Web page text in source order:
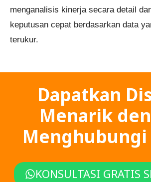
menganalisis kinerja secara detail
keputusan cepat berdasarkan data
terukur.
Dapatkan
Menarik
Menghubungi
KONSULTASI GRATIS